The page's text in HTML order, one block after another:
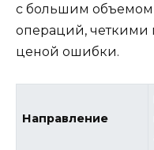
с большим
операций, четкими
ценой ошибки.
Направление